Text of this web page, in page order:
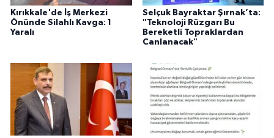
Kırıkkale'de İş Merkezi
Önünde Silahlı Kavga: 1
Yaralı
Selçuk Bayraktar Şırnak’ta:
"Teknoloji Rüzgarı Bu
Bereketli Topraklardan
Canlanacak"